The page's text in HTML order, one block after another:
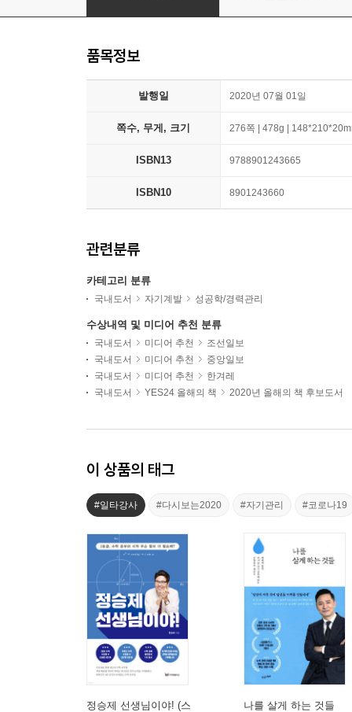
품목정보
발행일 2020년 07월 01일
쪽수, 무게, 크기 276쪽 | 478g |
ISBN13 9788901243665
ISBN10 8901243660
관련분류
카테고리 분류
국내도서 자기계발 성공학/경력관리
수상내역 및 미디어 추천 분류
국내도서 미디어 추천
조선일보
국내도서
미디어 추천
중앙일보
국내도서
미디어 추천
한겨레
국내도서
YES24 올해의 책 2020년 올해의 책 후보도서
이 상품의 태그
#일타강사 #다시보는2020 #자기관리 #코로나19
정승제 선생님이야! (스
나를 살게 하는 것들